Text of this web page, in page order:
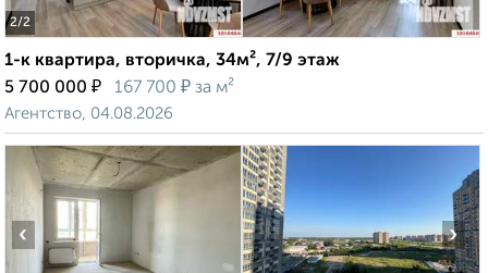
2/2
1-к квартира, вторичка, 34м², 7/9 этаж
5 700 000 ₽ 167 700 ₽ за м²
Агентство, 04.08.2026
‹ ›